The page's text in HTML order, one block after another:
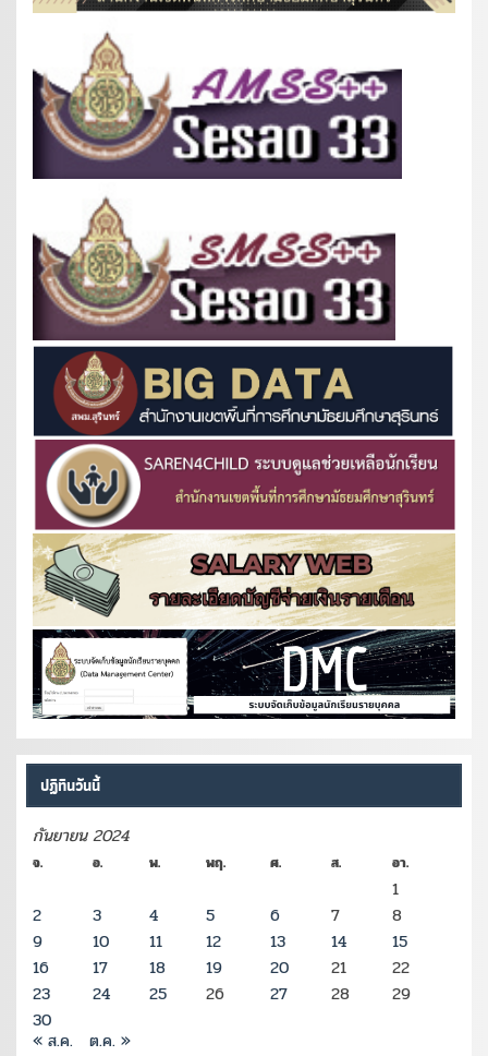
ปฏิทินวันนี้
กันยายน 2024
จ. อ. พ. พฤ. ศ. ส. อา.
1
2
3 4 5 6 7
8
9
10 11 12 13 14
15
16
17 18 19 20 21
22
23
24 25 26 27 28
29
30
« ส.ค. ต.ค. »